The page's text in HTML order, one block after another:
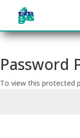
Password
To view this protected